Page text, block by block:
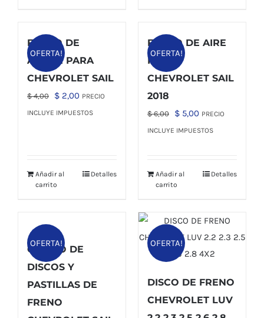
OFERTA!
FILTRO DE
ACEITE PARA
CHEVROLET SAIL
$4,00
El
precio
$ 2,00El
precio
PRECIO
INCLUYE IMPUESTOS
Añadir al
carrito
Detalles
OFERTA!
FILTRO DE AIRE
PARA
CHEVROLET SAIL
2018
$6,00
El
precio
$ 6,00.
$ 5,00El
precio
$ 5,00.
PRECIO
INCLUYE IMPUESTOS
Añadir al
carrito
Detalles
OFERTA!
COMBO DE
DISCOS Y
PASTILLAS DE
FRENO
OFERTA!
DISCO DE FRENO
CHEVROLET LUV